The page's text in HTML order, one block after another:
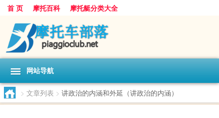
首 页 摩托百科 摩托艇分类大全
网站导航
> 文章列表 > 讲政治的内涵和外延（讲政治的内涵）